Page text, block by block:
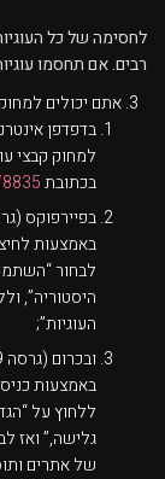
לחסימה של כל
רבים. אם תחסמו
אתם יכולים
למחוק קבצי
בכתובת
באמצעות
לבחור
היסטוריה”,
העוגיות”;
באמצעות
ללחוץ על
גלישה,” ואז
של אתרים